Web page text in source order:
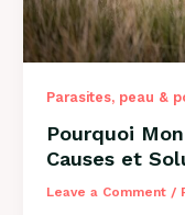
Parasites, peau &
Pourquoi
Causes et
Leave a Comment /